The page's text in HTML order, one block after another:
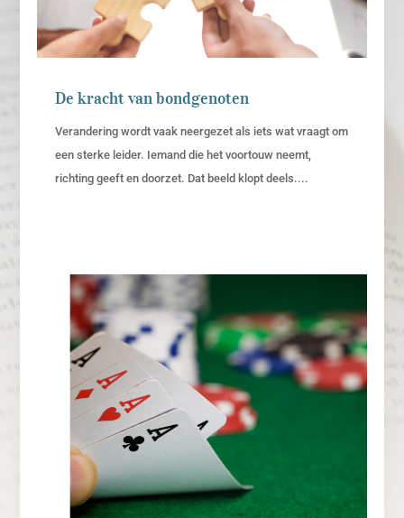
De kracht van bondgenoten
Verandering wordt vaak neergezet als iets wat vraagt om
een sterke leider. Iemand die het voortouw neemt,
richting geeft en doorzet. Dat beeld klopt deels....